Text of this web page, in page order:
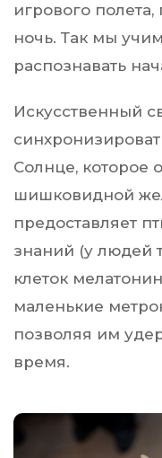
игрового полета,
ночь. Так мы
распознавать
Искусственный
Солнце, которое
шишковидной
предоставляет
знаний (у людей
клеток
маленькие
позволяя им
время.